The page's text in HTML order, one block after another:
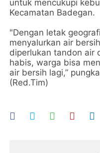
untuk mencukupi
Kecamatan Badegan.
"Dengan letak
menyalurkan air
diperlukan tandon air
habis, warga bisa
air bersih lagi,”
(Red.Tim)